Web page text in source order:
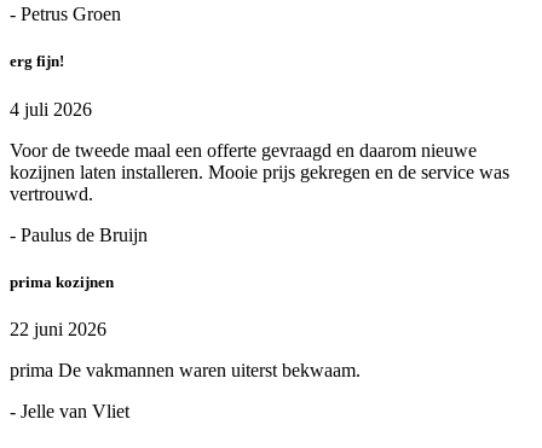
- Petrus Groen
erg fijn!
4 juli 2026
Voor de tweede maal een offerte gevraagd en daarom nieuwe
kozijnen laten installeren. Mooie prijs gekregen en de service was
vertrouwd.
- Paulus de Bruijn
prima kozijnen
22 juni 2026
prima De vakmannen waren uiterst bekwaam.
- Jelle van Vliet